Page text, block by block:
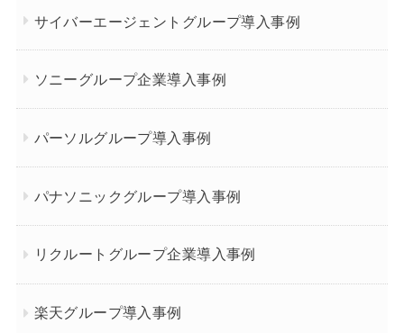
サイバーエージェントグループ導入事例
ソニーグループ企業導入事例
パーソルグループ導入事例
パナソニックグループ導入事例
リクルートグループ企業導入事例
楽天グループ導入事例